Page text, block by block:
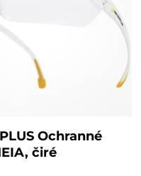
Ochranné
čiré